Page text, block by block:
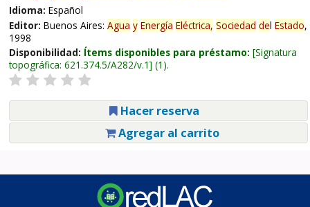
Idioma: Español
Editor: Buenos Aires: Agua y Energía Eléctrica, Sociedad del Estado,
1998
Disponibilidad: Ítems disponibles para préstamo: Signatura
topográfica: 621.374.5/A282/v.1 (1).
Hacer reserva
Agregar al carrito